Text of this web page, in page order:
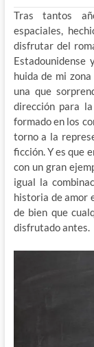
Tras tantos
espaciales,
disfrutar del
huida de mi
una que
dirección para
formado en los
torno a la
ficción. Y es que
con un gran
igual la
historia de amor
de bien que
disfrutado antes.